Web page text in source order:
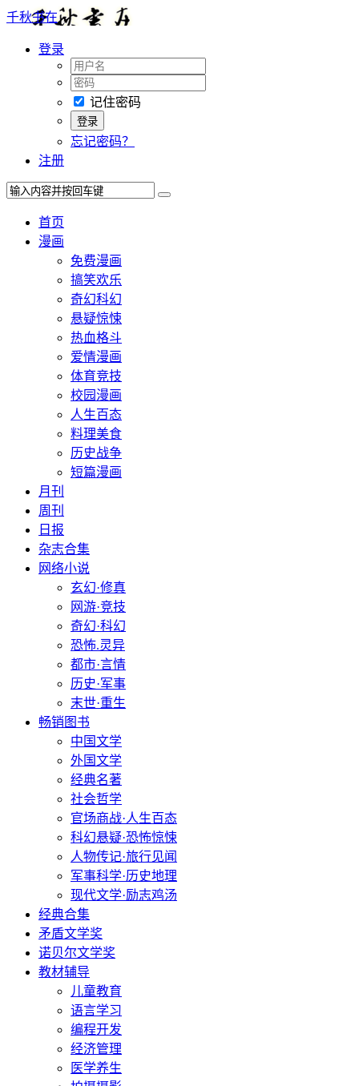
千秋书在
登录
记住密码
忘记密码？
注册
首页
漫画
免费漫画
搞笑欢乐
奇幻科幻
悬疑惊悚
热血格斗
爱情漫画
体育竞技
校园漫画
人生百态
料理美食
历史战争
短篇漫画
月刊
周刊
日报
杂志合集
网络小说
玄幻·修真
网游·竞技
奇幻·科幻
恐怖.灵异
都市·言情
历史·军事
末世·重生
畅销图书
中国文学
外国文学
经典名著
社会哲学
官场商战·人生百态
科幻悬疑·恐怖惊悚
人物传记·旅行见闻
军事科学·历史地理
现代文学·励志鸡汤
经典合集
矛盾文学奖
诺贝尔文学奖
教材辅导
儿童教育
语言学习
编程开发
经济管理
医学养生